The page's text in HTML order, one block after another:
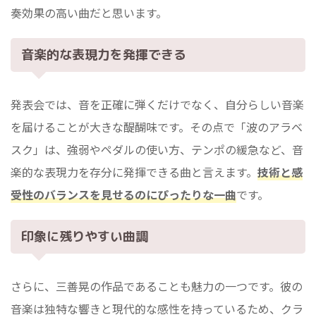
奏効果の高い曲だと思います。
音楽的な表現力を発揮できる
発表会では、音を正確に弾くだけでなく、自分らしい音楽
を届けることが大きな醍醐味です。その点で「波のアラベ
スク」は、強弱やペダルの使い方、テンポの緩急など、音
楽的な表現力を存分に発揮できる曲と言えます。 技術と感
受性のバランスを見せるのにぴったりな一曲です。
印象に残りやすい曲調
さらに、三善晃の作品であることも魅力の一つです。彼の
音楽は独特な響きと現代的な感性を持っているため、クラ